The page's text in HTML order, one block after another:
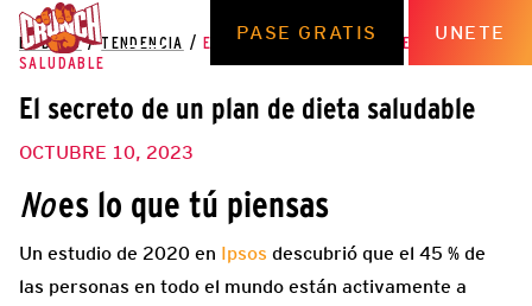
PASE GRATIS UNETE
EL BLOG / TENDENCIA /
EL SECRETO DE UN PLAN DE DIETA
SALUDABLE
El secreto de un plan de dieta saludable
OCTUBRE 10, 2023
Noes lo que tú piensas
Un estudio de 2020 en Ipsos descubrió que el 45 % de
las personas en todo el mundo están activamente a